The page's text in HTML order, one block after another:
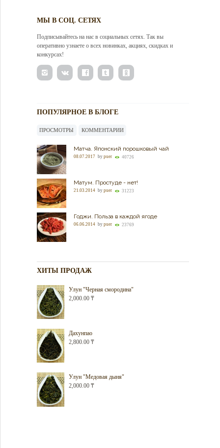
МЫ В СОЦ. СЕТЯХ
Подписывайтесь на нас в социальных сетях. Так вы
оперативно узнаете о всех новинках, акциях, скидках и
конкурсах!
ПОПУЛЯРНОЕ В БЛОГЕ
ПРОСМОТРЫ КОММЕНТАРИИ
Матча. Японский порошковый чай
08.07.2017 by puer 40726
Матум. Простуде - нет!
21.03.2014 by puer 31223
Годжи. Польза в каждой ягоде
06.06.2014 by puer 23769
ХИТЫ ПРОДАЖ
Улун "Черная смородина"
2,000.00 ₸
Дахунпао
2,800.00 ₸
Улун "Медовая дыня"
2,000.00 ₸